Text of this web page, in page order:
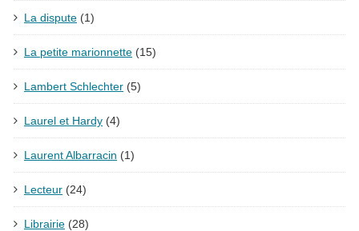
La dispute (1)
La petite marionnette (15)
Lambert Schlechter (5)
Laurel et Hardy (4)
Laurent Albarracin (1)
Lecteur (24)
Librairie (28)